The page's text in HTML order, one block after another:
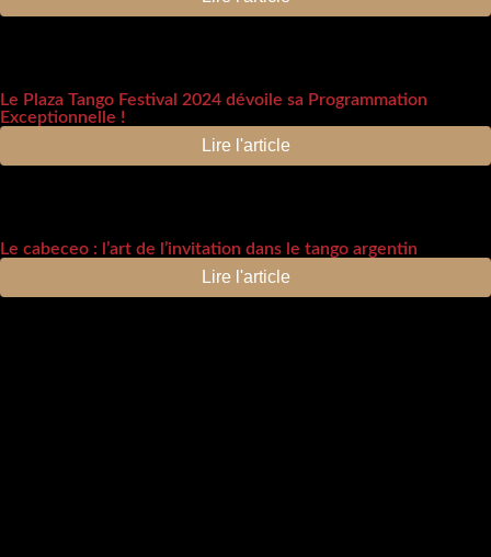
Le Plaza Tango Festival 2024 dévoile sa Programmation
Exceptionnelle !
Lire l'article
Le cabeceo : l’art de l’invitation dans le tango argentin
Lire l'article